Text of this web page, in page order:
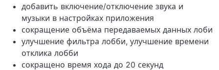
добавить включение/отключение звука и
музыки в настройках приложения
сокращение объёма передаваемых данных лоби
улучшение фильтра лобби, улучшение времени
отклика лобби
сокращено время хода до 20 секунд